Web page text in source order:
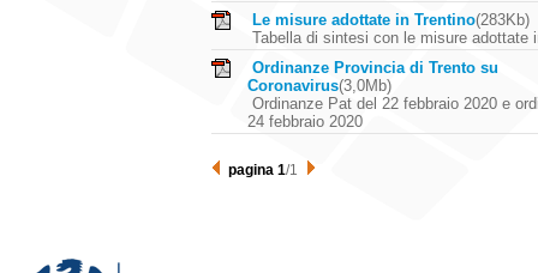
Le misure adottate in Trentino(283Kb)
Tabella di sintesi con le misure adottate
Ordinanze Provincia di Trento su
Coronavirus(3,0Mb)
Ordinanze Pat del 22 febbraio 2020 e
24 febbraio 2020
pagina 1/1